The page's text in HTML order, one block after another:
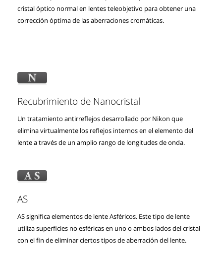
cristal óptico normal en lentes teleobjetivo para obtener una
corrección óptima de las aberraciones cromáticas.
Recubrimiento de Nanocristal
Un tratamiento antirreflejos desarrollado por Nikon que
elimina virtualmente los reflejos internos en el elemento del
lente a través de un amplio rango de longitudes de onda.
AS
AS significa elementos de lente Asféricos. Este tipo de lente
utiliza superficies no esféricas en uno o ambos lados del cristal
con el fin de eliminar ciertos tipos de aberración del lente.